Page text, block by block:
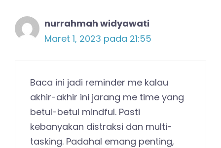
nurrahmah widyawati
Maret 1, 2023 pada 21:55
Baca ini jadi reminder me kalau
akhir-akhir ini jarang me time yang
betul-betul mindful. Pasti
kebanyakan distraksi dan multi-
tasking. Padahal emang penting,